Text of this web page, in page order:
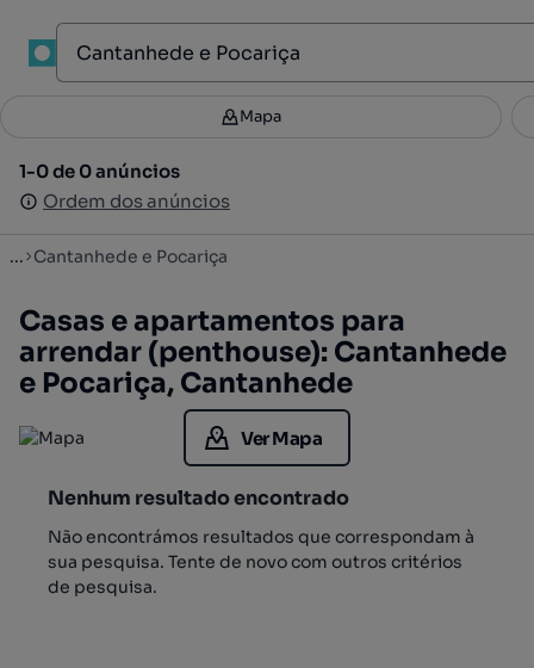
Filtros 3
1-0 de 0 anúncios
Ordem dos anúncios
Mapa
1-0 de 0 anúncios
Ordem dos anúncios
... Cantanhede e Pocariça
Casas e apartamentos para
arrendar (penthouse): Cantanhede
e Pocariça, Cantanhede
Ver Mapa
Nenhum resultado encontrado
Não encontrámos resultados que correspondam à
sua pesquisa. Tente de novo com outros critérios
de pesquisa.